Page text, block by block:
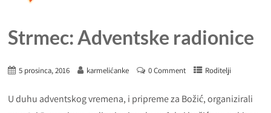
Strmec: Adventske radionice
5 prosinca, 2016 karmelićanke 0 Comment Roditelji
U duhu adventskog vremena, i pripreme za Božić, organizirali